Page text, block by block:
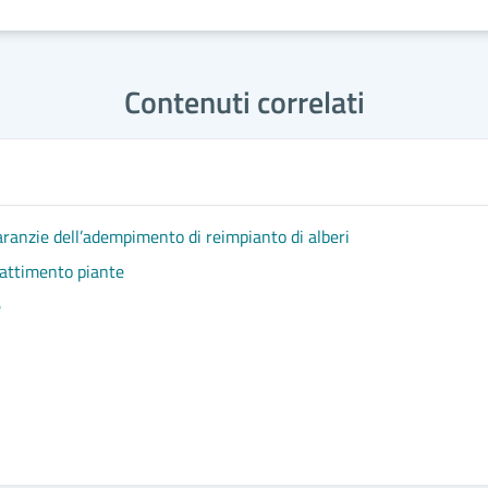
Contenuti correlati
dell’adempimento di reimpianto di alberi
piante